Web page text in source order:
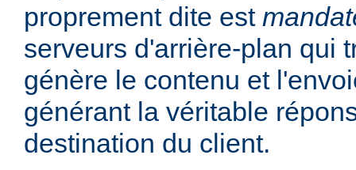
proprement dite est
serveurs d'arrière-plan qui
génère le contenu et
générant la véritable
destination du client.